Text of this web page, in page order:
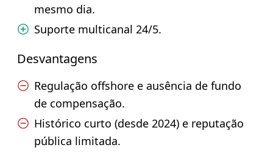
mesmo dia.
Suporte multicanal 24/5.
Desvantagens
Regulação offshore e ausência de fundo
de compensação.
Histórico curto (desde 2024) e reputação
pública limitada.